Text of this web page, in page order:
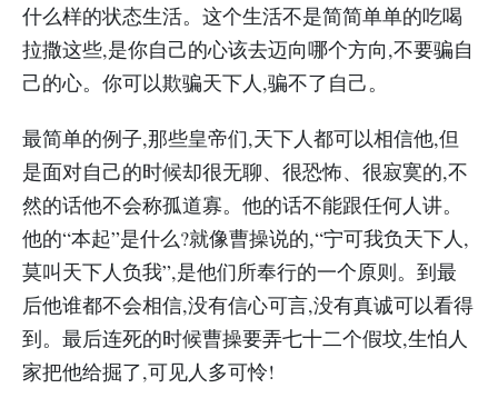
什么样的状态生活。这个生活不是简简单单的吃喝
拉撒这些,是你自己的心该去迈向哪个方向,不要骗自
己的心。你可以欺骗天下人,骗不了自己。
最简单的例子,那些皇帝们,天下人都可以相信他,但
是面对自己的时候却很无聊、很恐怖、很寂寞的,不
然的话他不会称孤道寡。他的话不能跟任何人讲。
他的“本起”是什么?就像曹操说的,“宁可我负天下人,
莫叫天下人负我”,是他们所奉行的一个原则。到最
后他谁都不会相信,没有信心可言,没有真诚可以看得
到。最后连死的时候曹操要弄七十二个假坟,生怕人
家把他给掘了,可见人多可怜!